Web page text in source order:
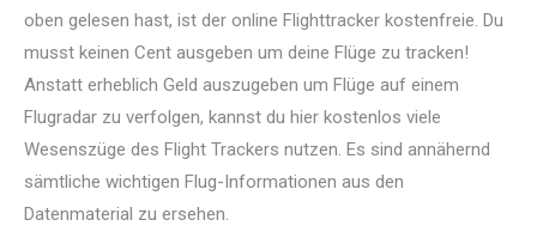
oben gelesen hast, ist der online Flighttracker kostenfreie. Du
musst keinen Cent ausgeben um deine Flüge zu tracken!
Anstatt erheblich Geld auszugeben um Flüge auf einem
Flugradar zu verfolgen, kannst du hier kostenlos viele
Wesenszüge des Flight Trackers nutzen. Es sind annähernd
sämtliche wichtigen Flug-Informationen aus den
Datenmaterial zu ersehen.